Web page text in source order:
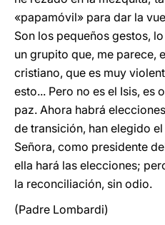
«papamóvil» para dar la
Son los pequeños gestos,
un grupito que, me parece,
cristiano, que es muy
esto... Pero no es el Isis, es
paz. Ahora habrá
de transición, han elegido
Señora, como presidente
ella hará las elecciones;
la reconciliación, sin odio.
(Padre Lombardi)